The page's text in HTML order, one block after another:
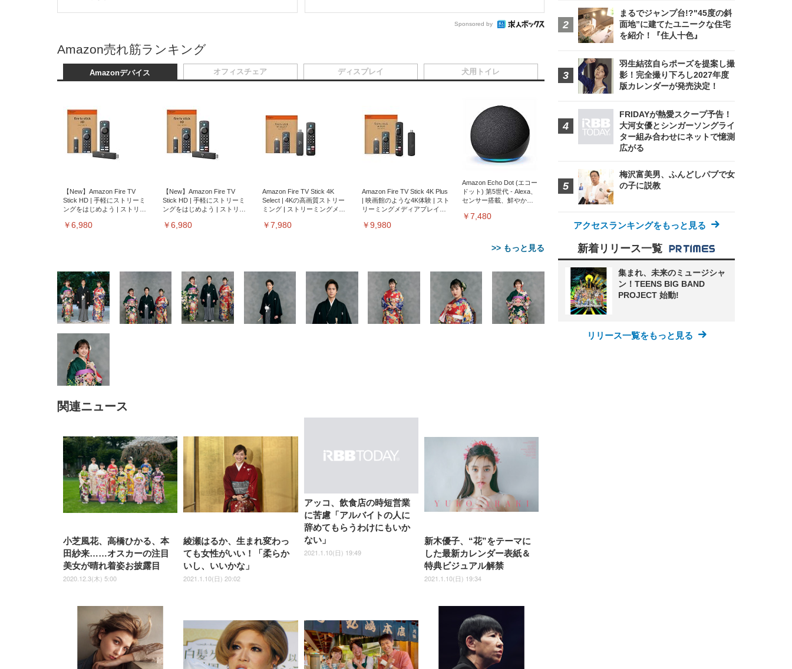
Sponsored by
Amazon売れ筋ランキング
Amazonデバイス
【New】Amazon Fire TV
Stick HD | 手軽にストリーミ
ングをはじめよう | ストリー
￥6,980
【New】Amazon Fire TV
Stick HD | 手軽にストリーミ
ングをはじめよう | ストリー
￥6,980
Amazon Fire TV Stick 4K
Select | 4Kの高画質ストリー
ミング | ストリーミングメデ
￥7,980
Amazon Fire TV Stick 4K Plus
| 映画館のような4K体験 | スト
リーミングメディアプレイヤ
￥9,980
Amazon Echo Dot (エコー
ドット) 第5世代 - Alexa、
センサー搭載、鮮やかな
￥7,480
>> もっと見る
オフィスチェア
[EdoErgo] オフィスチェア 椅
子 テレワーク 疲れない 跳ね
上げ式アームレスト コンパク
椅子 360度回転 座面昇降 強化
ナイロン樹脂ベース 通気性メ
ト ハンガー付き 高反発クッシ
ハンガー付き 高反発クッショ
ト)
ディスプレイ
EIZO ビジネス向けプレミア
ムモニター | FlexScan
EV3240X-WT | 31.5型4K
UHD・USB Type-C・ホワイ
ComfortView ビジネス向け
犬用トイレ
Amazonベーシック ペットシ
ーツ 薄型 レギュラー 1回使い
捨て 無香料 ホワイト 300枚
関連ニュース
小芝風花、高橋ひかる、本
田紗来……オスカーの注目
美女が晴れ着姿お披露目
2020.12.3(木) 5:00
綾瀬はるか、生まれ変わっ
ても女性がいい！「柔らか
いし、いいかな」
2021.1.10(日) 20:02
アッコ、飲食店の時短営業
に苦慮「アルバイトの人に
辞めてもらうわけにもいか
ない」
2021.1.10(日) 19:49
新木優子、“花”をテーマに
した最新カレンダー表紙＆
特典ビジュアル解禁
2021.1.10(日) 19:34
まるでジャンプ台!?"45度の斜
面地”に建てたユニークな住宅
を紹介！『住人十色』
羽生結弦自らポーズを提案し撮
影！完全撮り下ろし2027年度
版カレンダーが発売決定！
FRIDAYが熱愛スクープ予告！
大河女優とシンガーソングライ
ター組み合わせにネットで憶測
広がる
梅沢富美男、ふんどしパブで女
の子に説教
アクセスランキングをもっと見る
新着リリース一覧
集まれ、未来のミュージシャ
ン！TEENS BIG BAND
PROJECT 始動!
リリース一覧をもっと見る